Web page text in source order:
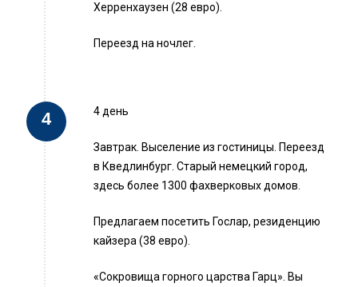
Херренхаузен (28 евро).
Переезд на ночлег.
4 день
Завтрак. Выселение из гостиницы. Переезд
в Кведлинбург. Старый немецкий город,
здесь более 1300 фахверковых домов.
Предлагаем посетить Гослар, резиденцию
кайзера (38 евро).
«Сокровища горного царства Гарц». Вы